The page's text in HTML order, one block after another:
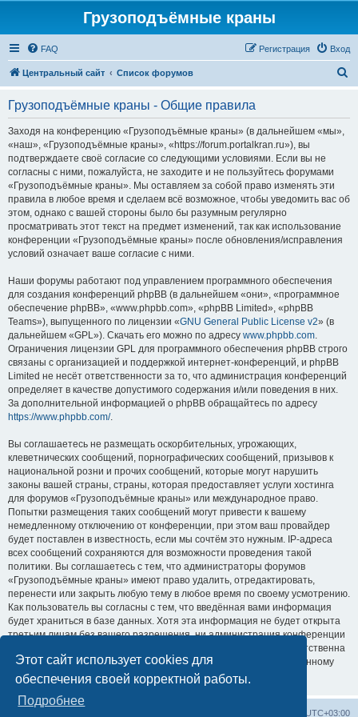
Этот сайт использует cookies для
обеспечения своей корректной работы.
Подробнее
Грузоподъёмные краны
FAQ Вход
Регистрация
Центральный сайт Список форумов
Грузоподъёмные краны - Общие правила
Заходя на конференцию «Грузоподъёмные краны» (в дальнейшем «мы»,
«наш», «Грузоподъёмные краны», «https://forum.portalkran.ru»), вы
подтверждаете своё согласие со следующими условиями. Если вы не
согласны с ними, пожалуйста, не заходите и не пользуйтесь форумами
«Грузоподъёмные краны». Мы оставляем за собой право изменять эти
правила в любое время и сделаем всё возможное, чтобы уведомить вас об
этом, однако с вашей стороны было бы разумным регулярно
просматривать этот текст на предмет изменений, так как использование
конференции «Грузоподъёмные краны» после обновления/исправления
условий означает ваше согласие с ними.
Наши форумы работают под управлением программного обеспечения
для создания конференций phpBB (в дальнейшем «они», «программное
обеспечение phpBB», «www.phpbb.com», «phpBB Limited», «phpBB
Teams»), выпущенного по лицензии «GNU General Public License v2» (в
дальнейшем «GPL»). Скачать его можно по адресу www.phpbb.com.
Ограничения лицензии GPL для программного обеспечения phpBB строго
связаны с организацией и поддержкой интернет-конференций, и phpBB
Limited не несёт ответственности за то, что администрация конференций
определяет в качестве допустимого содержания и/или поведения в них.
За дополнительной информацией о phpBB обращайтесь по адресу
https://www.phpbb.com/.
Вы соглашаетесь не размещать оскорбительных, угрожающих,
клеветнических сообщений, порнографических сообщений, призывов к
национальной розни и прочих сообщений, которые могут нарушить
законы вашей страны, страны, которая предоставляет услуги хостинга
для форумов «Грузоподъёмные краны» или международное право.
Попытки размещения таких сообщений могут привести к вашему
немедленному отключению от конференции, при этом ваш провайдер
будет поставлен в известность, если мы сочтём это нужным. IP-адреса
всех сообщений сохраняются для возможности проведения такой
политики. Вы соглашаетесь с тем, что администраторы форумов
«Грузоподъёмные краны» имеют право удалить, отредактировать,
перенести или закрыть любую тему в любое время по своему усмотрению.
Как пользователь вы согласны с тем, что введённая вами информация
будет храниться в базе данных. Хотя эта информация не будет открыта
третьим лицам без вашего разрешения, ни администрация конференции
«Грузоподъёмные краны», ни phpBB Limited не может быть ответственна
за действия хакеров, которые могут привести к несанкционированному
доступу к ней.
UTC+03:00